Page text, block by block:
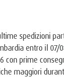
spedizioni
entro il 07/
con prime
maggiori